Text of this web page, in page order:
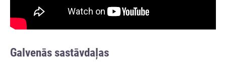
Galvenās sastāvdaļas